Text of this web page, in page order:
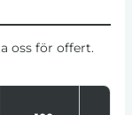
oss för offert.